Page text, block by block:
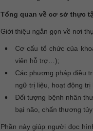
Tổng quan về cơ sở thực
Giới thiệu ngắn gọn về nơi
Cơ cấu tổ chức của
viên hỗ trợ…);
Các phương pháp điều
ngữ trị liệu, hoạt động trị
Đối tượng bệnh nhân
bại não, chấn thương
Phần này giúp người đọc